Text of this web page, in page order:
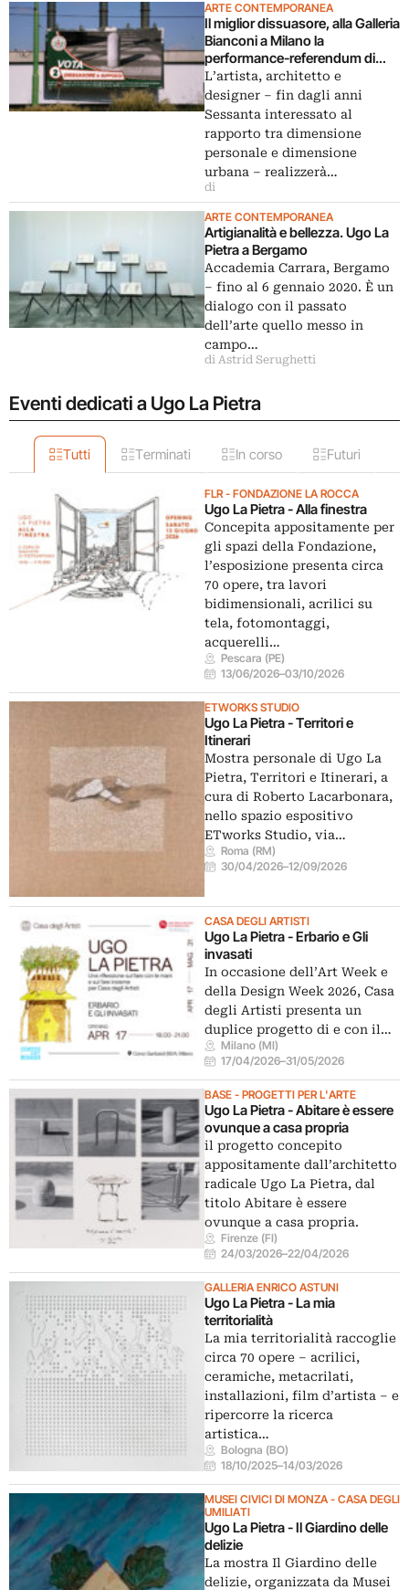
ARTE CONTEMPORANEA
Il miglior dissuasore, alla Galleria
Bianconi a Milano la
performance-referendum di
Ugo La Pietra
L’artista, architetto e
designer – fin dagli anni
Sessanta interessato al
rapporto tra dimensione
personale e dimensione
urbana – realizzerà…
di
ARTE CONTEMPORANEA
Artigianalità e bellezza. Ugo La
Pietra a Bergamo
Accademia Carrara, Bergamo
– fino al 6 gennaio 2020. È un
dialogo con il passato
dell’arte quello messo in
campo…
di Astrid Serughetti
Eventi dedicati a Ugo La Pietra
Tutti Terminati In corso Futuri
FLR - FONDAZIONE LA ROCCA
Ugo La Pietra - Alla finestra
Concepita appositamente per
gli spazi della Fondazione,
l’esposizione presenta circa
70 opere, tra lavori
bidimensionali, acrilici su
tela, fotomontaggi,
acquerelli…
Pescara (PE)
13/06/2026–03/10/2026
ETWORKS STUDIO
Ugo La Pietra - Territori e
Itinerari
Mostra personale di Ugo La
Pietra, Territori e Itinerari, a
cura di Roberto Lacarbonara,
nello spazio espositivo
ETworks Studio, via…
Roma (RM)
30/04/2026–12/09/2026
CASA DEGLI ARTISTI
Ugo La Pietra - Erbario e Gli
invasati
In occasione dell’Art Week e
della Design Week 2026, Casa
degli Artisti presenta un
duplice progetto di e con il…
Milano (MI)
17/04/2026–31/05/2026
BASE - PROGETTI PER L'ARTE
Ugo La Pietra - Abitare è essere
ovunque a casa propria
il progetto concepito
appositamente dall’architetto
radicale Ugo La Pietra, dal
titolo Abitare è essere
ovunque a casa propria.
Firenze (FI)
24/03/2026–22/04/2026
GALLERIA ENRICO ASTUNI
Ugo La Pietra - La mia
territorialità
La mia territorialità raccoglie
circa 70 opere – acrilici,
ceramiche, metacrilati,
installazioni, film d’artista – e
ripercorre la ricerca
artistica…
Bologna (BO)
18/10/2025–14/03/2026
MUSEI CIVICI DI MONZA - CASA DEGLI
UMILIATI
Ugo La Pietra - Il Giardino delle
delizie
La mostra Il Giardino delle
delizie, organizzata da Musei